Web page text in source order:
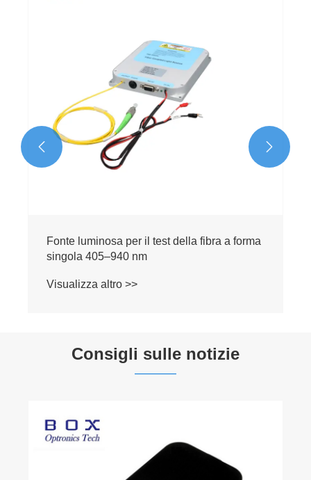
Fonte luminosa per il test della fibra a forma
singola 405–940 nm
Visualizza altro >>
 
Consigli sulle notizie